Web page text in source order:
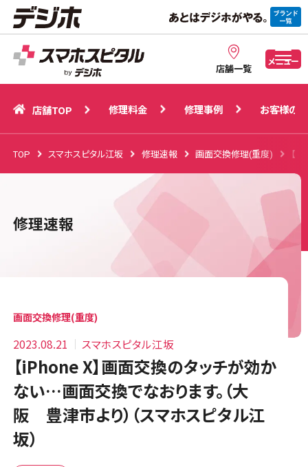
店舗一覧
メニュー
店舗TOP 修理事例 お客様の声
店舗TOP 修理料金 修理事例 お客様の声
TOP スマホスピタル江坂 修理速報 画面交換修理(重度) 【
修理速報
画面交換修理(重度)
2023.08.21 スマホスピタル江坂
【iPhone X】画面交換のタッチが効か
ない…画面交換でなおります。（大
阪 豊津市より）（スマホスピタル江
坂）